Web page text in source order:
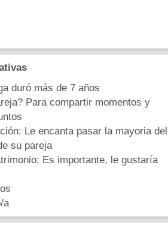
duró más de 7 años
Para compartir momentos y
Le encanta pasar la mayoria del
su pareja
Es importante, le gustaría
a